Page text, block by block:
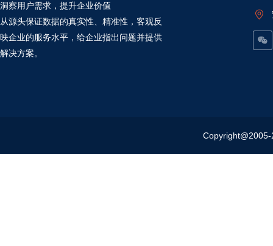
洞察用户需求，提升企业价值
从源头保证数据的真实性、精准性，客观反
映企业的服务水平，给企业指出问题并提供
解决方案。